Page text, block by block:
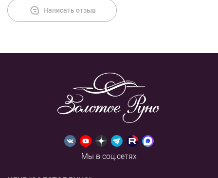
Написать отзыв
Мы в соц.сетях